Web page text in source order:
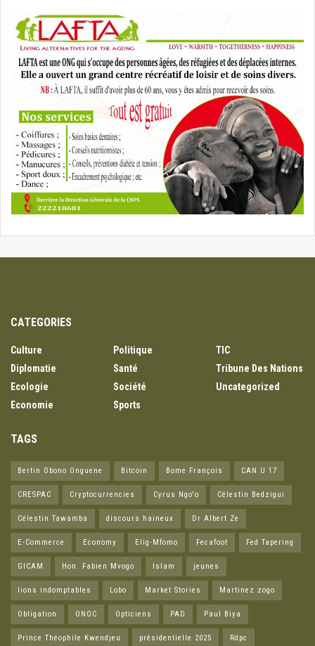
CATEGORIES
Culture
Diplomatie
Economie
Politique
Santé
TIC
TAGS
Bertin Obono Onguene Bitcoin Bome François CAN U 17
CRESPAC Cryptocurrencies Cyrus Ngo'o Célestin Bedzigui
Célestin Tawamba discours haineux Dr Albert Ze
E-Commerce Economy Elig-Mfomo Fecafoot Fed Tapering
GICAM Hon. Fabien Mvogo Islam jeunes
lions indomptables Lobo Market Stories Martinez zogo